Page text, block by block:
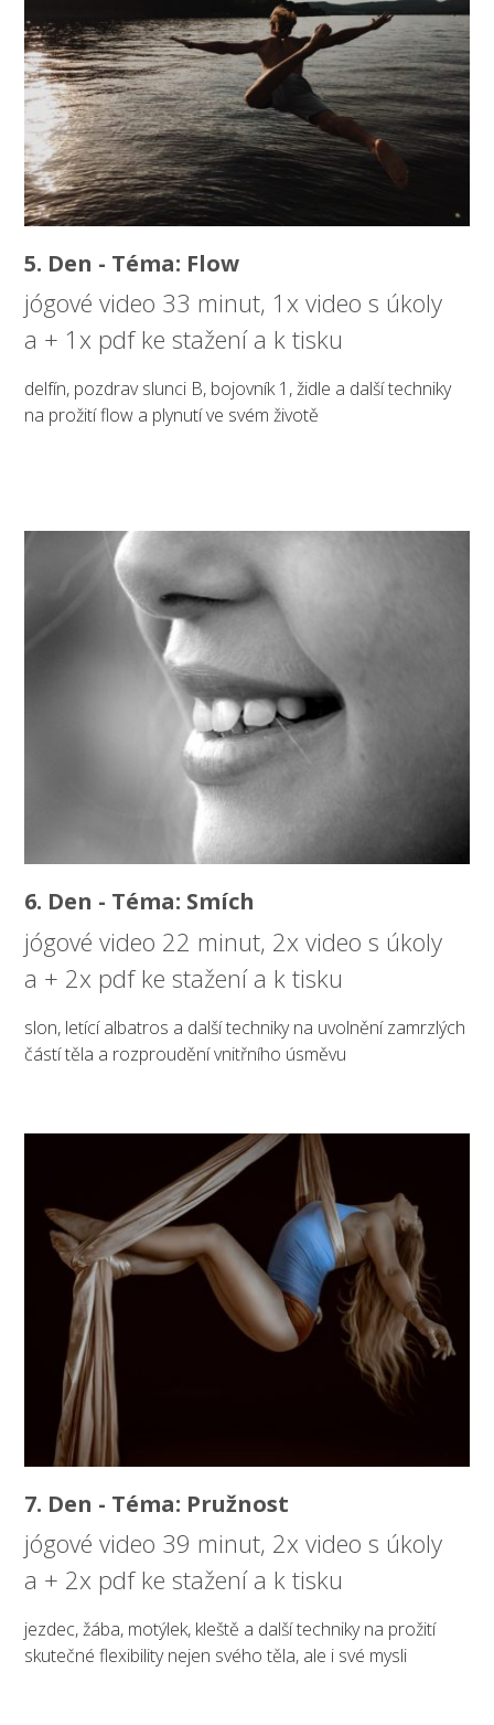
5. Den - Téma: Flow
jógové video 33 minut, 1x video s úkoly
a + 1x pdf ke stažení a k tisku
delfín, pozdrav slunci B, bojovník 1, židle a další techniky
na prožití flow a plynutí ve svém životě
6. Den - Téma: Smích
jógové video 22 minut, 2x video s úkoly
a + 2x pdf ke stažení a k tisku
slon, letící albatros a další techniky na uvolnění zamrzlých
částí těla a rozproudění vnitřního úsměvu
7. Den - Téma: Pružnost
jógové video 39 minut, 2x video s úkoly
a + 2x pdf ke stažení a k tisku
jezdec, žába, motýlek, kleště a další techniky na prožití
skutečné flexibility nejen svého těla, ale i své mysli